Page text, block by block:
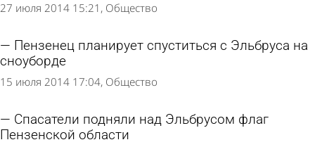
27 июля 2014 15:21 Общество
Пензенец планирует спуститься с Эльбруса на
сноуборде
15 июля 2014 17:04 Общество
Спасатели подняли над Эльбрусом флаг
Пензенской области